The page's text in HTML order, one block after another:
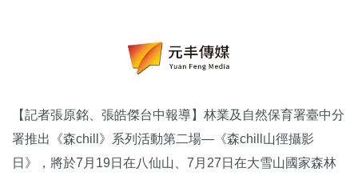
【記者張原銘、張皓傑台中報導】林業及自然保育署臺中分
署推出《森chill》系列活動第二場—《森chill山徑攝影
日》，將於7月19日在八仙山、7月27日在大雪山國家森林